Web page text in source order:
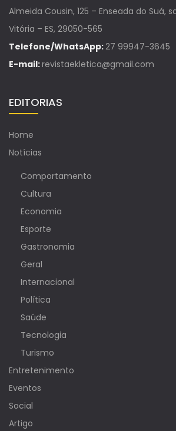
Almeida Cousin, 125 – Enseada do Suá,
Vitória – ES, 29050-565
Telefone/WhatsApp:27 99947-3645
E-mail:revistaekletica@gmail.com
EDITORIAS
Home
Notícias
Comportamento
Cultura
Economia
Esporte
Gastronomia
Geral
Internacional
Política
Saúde
Tecnologia
Turismo
Entretenimento
Eventos
Social
Artigo